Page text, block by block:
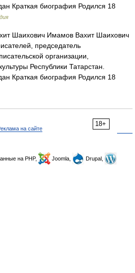
Краткая биография Родился 18
Шаихович Имамов Вахит Шаихович
председатель
организации,
Республики Татарстан.
Краткая биография Родился 18
18+
на сайте
на PHP, Joomla,
Drupal,